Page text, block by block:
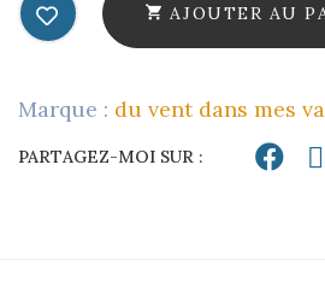
QUANTITY
AJOUTER AU
Marque : du vent dans mes
PARTAGEZ-MOI SUR :